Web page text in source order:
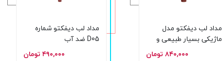
مداد لب دیفکتو مدل
ماژیکی بسیار طبیعی و
۸۴۰,۰۰۰ تومان
مداد لب دیفکتو شماره
D05 ضد آب
۴۹۰,۰۰۰ تومان